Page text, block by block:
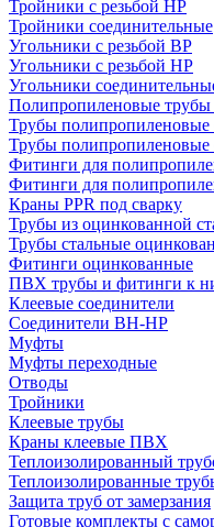
Тройники с резьбой НР
Тройники соединительные
Угольники с резьбой ВР
Угольники с резьбой НР
Угольники
Полипропиленовые
Трубы полипропиленовые
Трубы полипропиленовые
Фитинги для
Фитинги для
Краны PPR под сварку
Трубы из оцинкованной
Трубы стальные
Фитинги оцинкованные
ПВХ трубы и фитинги к
Клеевые соединители
Соединители ВН-НР
Муфты
Муфты переходные
Отводы
Тройники
Клеевые трубы
Краны клеевые ПВХ
Теплоизолированный
Теплоизолированные
Защита труб от замерзания
Готовые комплекты с